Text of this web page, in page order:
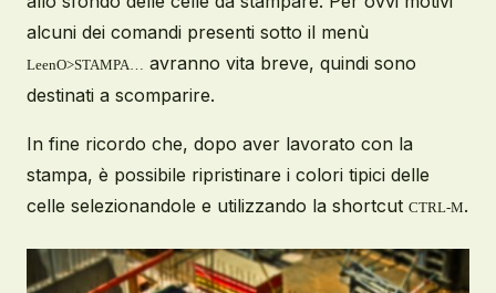
alcuni dei comandi presenti sotto il menù
LeenO>STAMPA…
avranno vita breve, quindi sono
destinati a scomparire.
In fine ricordo che, dopo aver lavorato con la
stampa, è possibile ripristinare i colori tipici delle
celle selezionandole e utilizzando la shortcut CTRL-M.